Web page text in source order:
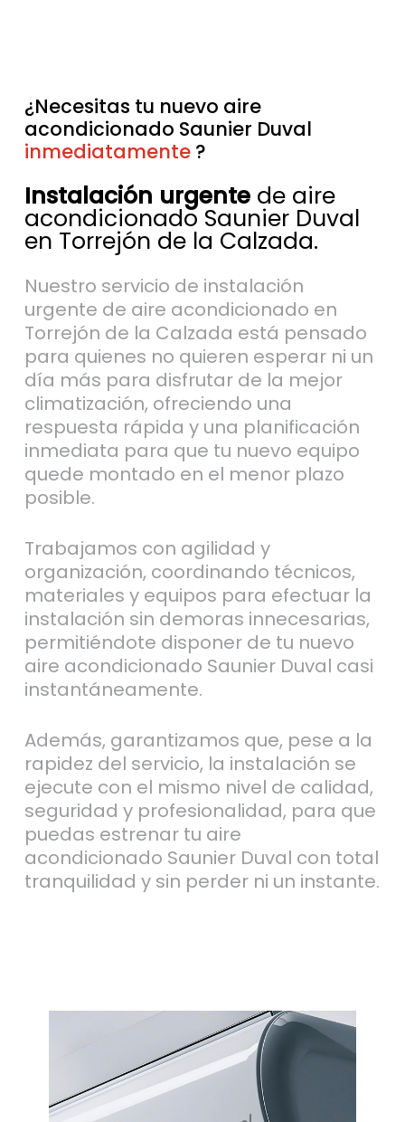
¿Necesitas tu nuevo aire
acondicionado Saunier Duval
sin esperas?
Instalación urgentede aire
acondicionado Saunier Duval
en Torrejón de la Calzada.
Nuestro servicio de instalación
urgente de aire acondicionado en
Torrejón de la Calzada está pensado
para quienes no quieren esperar ni un
día más para disfrutar de la mejor
climatización, ofreciendo una
respuesta rápida y una planificación
inmediata para que tu nuevo equipo
quede montado en el menor plazo
posible.
Trabajamos con agilidad y
organización, coordinando técnicos,
materiales y equipos para efectuar la
instalación sin demoras innecesarias,
permitiéndote disponer de tu nuevo
aire acondicionado Saunier Duval casi
instantáneamente.
Además, garantizamos que, pese a la
rapidez del servicio, la instalación se
ejecute con el mismo nivel de calidad,
seguridad y profesionalidad, para que
puedas estrenar tu aire
acondicionado Saunier Duval con total
tranquilidad y sin perder ni un instante.